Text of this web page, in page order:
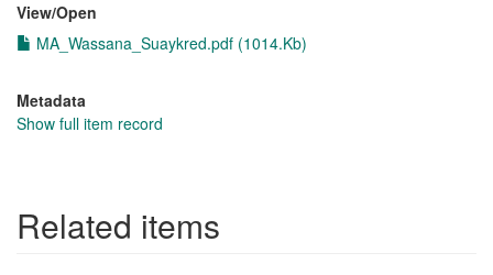
View/Open
MA_Wassana_Suaykred.pdf (1014.Kb)
Metadata
Show full item record
Related items